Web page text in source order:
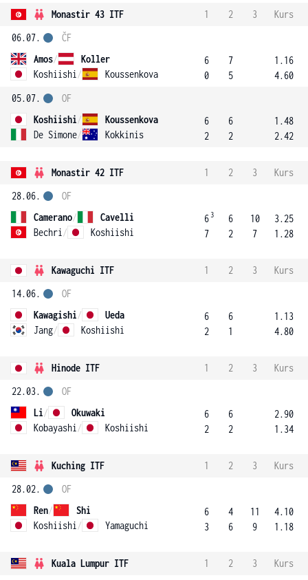
Monastir 43 ITF 1 2 3
Kurs
06.07.
Amos/
Koller
Koshiishi / Koussenkova
ČF
6
0
7
5
1.16
4.60
05.07.
Koshiishi/
Koussenkova
De Simone/ Kokkinis
OF
6
2
6
2
1.48
2.42
Monastir 42 ITF 1 2 3
Kurs
28.06.
Camerano/
Cavelli
Bechri / Koshiishi
OF
6 3
7
6
2
10
7
3.25
1.28
Kawaguchi ITF 1 2 3
Kurs
14.06.
Kawagishi/
Ueda
Jang/ Koshiishi
OF
6
2
6
1
1.13
4.80
Hinode ITF 1 2 3
Kurs
22.03.
Li/
Okuwaki
Kobayashi / Koshiishi
OF
6
2
6
2
2.90
1.34
Kuching ITF 1 2 3
Kurs
28.02.
Ren/
Shi
Koshiishi / Yamaguchi
OF
6
3
4
6
11
9
4.10
1.18
Kuala Lumpur ITF 1 2 3
Kurs